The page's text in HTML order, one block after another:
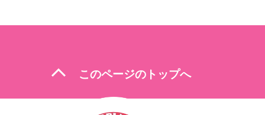
ビ
ョ
expand_less このページのトップへ